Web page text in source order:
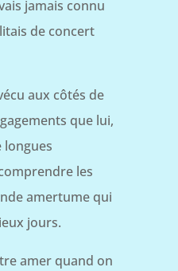
jamais connu
de concert
aux côtés de
que lui,
longues
les
amertume qui
jours.
amer quand on